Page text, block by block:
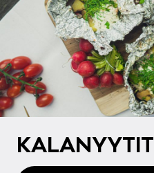
KA­LA­NYY­TIT